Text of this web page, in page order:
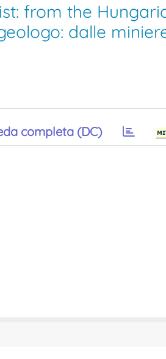
from the
dalle
completa (DC)